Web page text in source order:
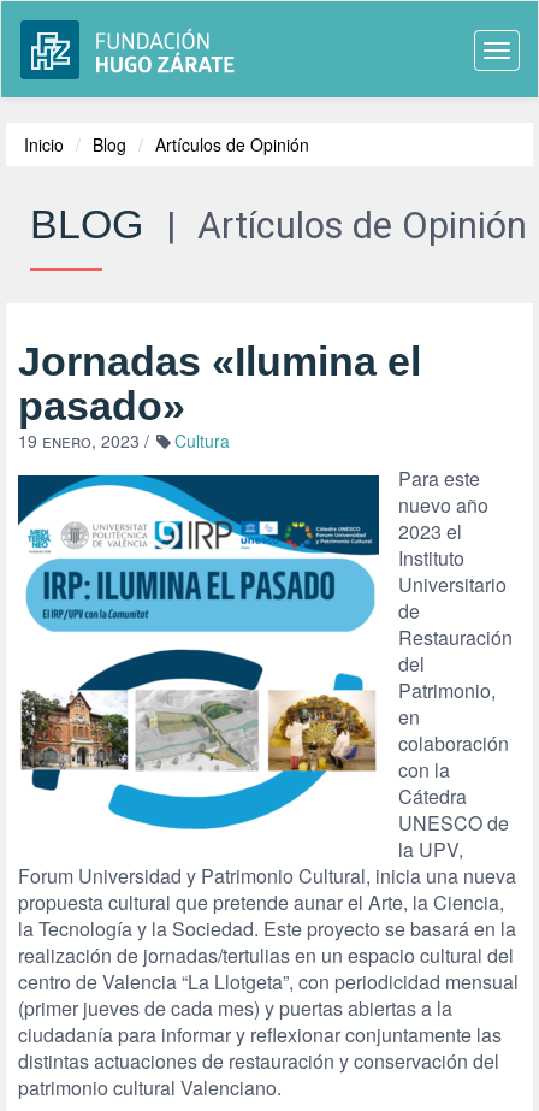
Inicio Blog Artículos de Opinión
BLOG | Artículos de Opinión
Jornadas «Ilumina el
pasado»
19 enero, 2023 / Cultura
Para este
nuevo año
2023 el
Instituto
Universitario
de
Restauración
del
Patrimonio,
en
colaboración
con la
Cátedra
UNESCO de
la UPV,
Forum Universidad y Patrimonio Cultural, inicia una nueva
propuesta cultural que pretende aunar el Arte, la Ciencia,
la Tecnología y la Sociedad. Este proyecto se basará en la
realización de jornadas/tertulias en un espacio cultural del
centro de Valencia “La Llotgeta”, con periodicidad mensual
(primer jueves de cada mes) y puertas abiertas a la
ciudadanía para informar y reflexionar conjuntamente las
distintas actuaciones de restauración y conservación del
patrimonio cultural Valenciano.